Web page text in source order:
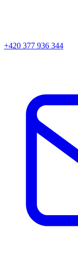
+420 377 936 344